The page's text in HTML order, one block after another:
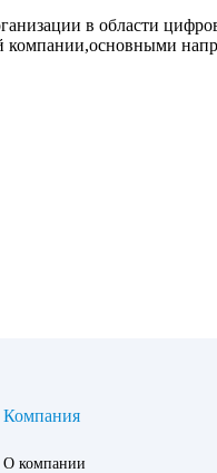
в области
Компания
О компании